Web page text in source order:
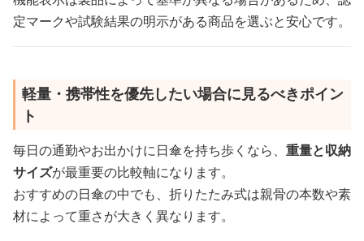
定マークや試験結果の明示がある商品を選ぶと安心です。
軽量・携帯性を優先したい場合に見るべきポイン
ト
毎日の通勤やお出かけに日傘を持ち歩くなら、 重量と収納
サイズが最重要の比較軸になります。
おすすめの日傘の中でも、折りたたみ式は親骨の本数や素
材によって重さが大きく異なります。